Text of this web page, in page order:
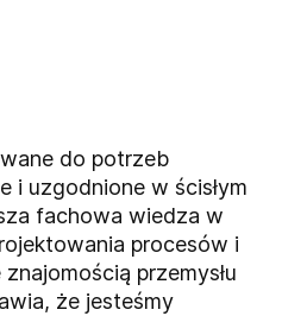
do potrzeb
i uzgodnione w ścisłym
fachowa wiedza w
procesów i
przemysłu
że jesteśmy